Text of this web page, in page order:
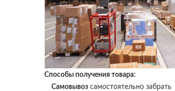
Способы получения товара:
Самовывоз самостоятельно забрать